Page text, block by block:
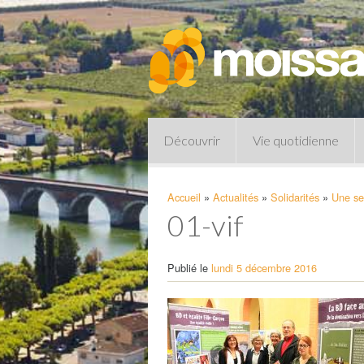
Découvrir Vie quotidienne
Pharmacies de garde
Accueil » Actualités » Solidarités » Une
01-vif
Publié le lundi 5 décembre 2016